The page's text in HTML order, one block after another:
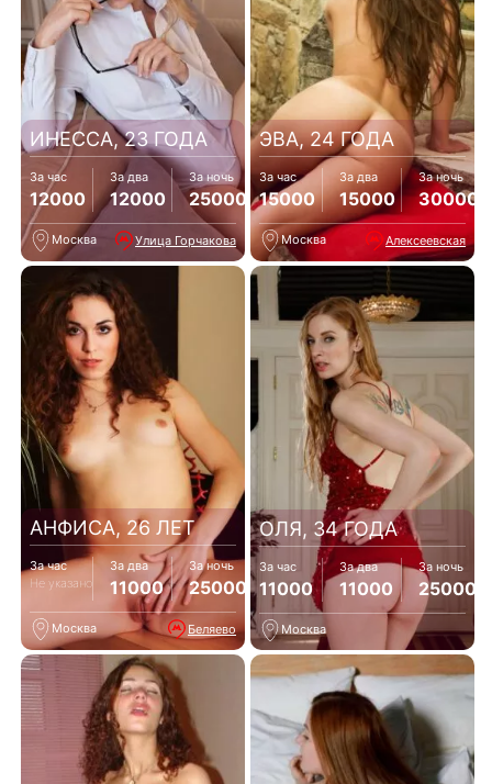
ИНЕССА, 23 ГОДА
За час
12000
За два
12000
За ночь
25000
Москва Улица Горчакова
ЭВА, 24 ГОДА
За час
15000
За два
15000
За ночь
30000
Москва Алексеевская
АНФИСА, 26 ЛЕТ
За час
Не указано
За два
11000
За ночь
25000
Москва Беляево
ОЛЯ, 34 ГОДА
За час
11000
За два
11000
За ночь
25000
Москва